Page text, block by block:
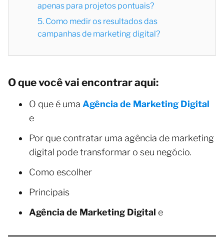
apenas para projetos pontuais?
5. Como medir os resultados das
campanhas de marketing digital?
O que você vai encontrar aqui:
O que é uma Agência de Marketing Digital
e
Por que contratar uma agência de marketing
digital pode transformar o seu negócio.
Como escolher
Principais
Agência de Marketing Digital e